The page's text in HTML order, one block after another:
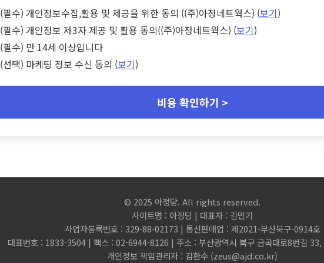
(필수) 개인정보수집,활용 및 제공을 위한 동의 ((주)아정네트웍스) (보기)
(필수) 개인정보 제3자 제공 및 활용 동의((주)아정네트웍스) (보기)
(필수) 만 14세 이상입니다
(선택) 마케팅 정보 수신 동의 (보기)
비용 확인하기 >
© 2025 아정당. All rights reserved.
사이트명 : 아정당 | 대표자 : 김민기
사업자등록번호 : 329-88-02173 | 통신판매업 : 제2021-부산북구-0914호
대표번호 : 1833-3504 | 팩스 : 02-6944-8126 | 주소 : 부산광역시 북구 금곡대로8번길 33,
개인정보 책임관리자 : 김환수 (zeus@ajd.co.kr)